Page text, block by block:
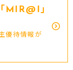
MIR@I｣
優待情報が